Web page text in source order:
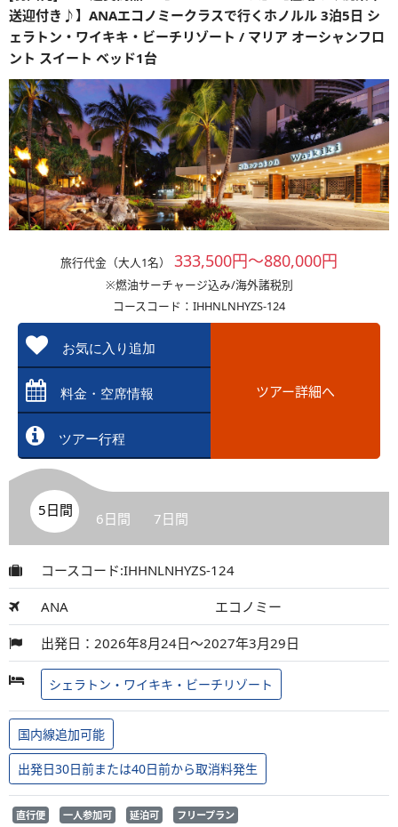
送迎付き♪】ANAエコノミークラスで行くホノルル 3泊5日 シ
ェラトン・ワイキキ・ビーチリゾート / マリア オーシャンフロ
ント スイート ベッド1台
旅行代金（大人1名） 333,500円～880,000円
※燃油サーチャージ込み/海外諸税別
コースコード：IHHNLNHYZS-124
お気に入り追加
料金・空席情報
ツアー行程
ツアー詳細へ
5日間 6日間 7日間
コースコード:IHHNLNHYZS-124
ANA エコノミー
出発日：2026年8月24日～2027年3月29日
シェラトン・ワイキキ・ビーチリゾート
国内線追加可能
出発日30日前または40日前から取消料発生
直行便 一人参加可 延泊可 フリープラン